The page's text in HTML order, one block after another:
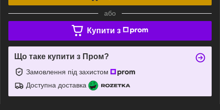
або
Купити з
Що таке купити з Пром?
Замовлення під захистом
Доступна доставка